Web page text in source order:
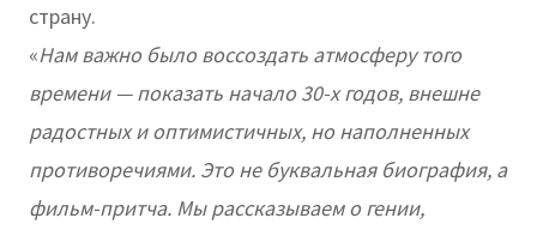
страну.
«Нам важно было воссоздать атмосферу того
времени — показать начало 30-х годов, внешне
радостных и оптимистичных, но наполненных
противоречиями. Это не буквальная биография, а
фильм-притча. Мы рассказываем о гении,